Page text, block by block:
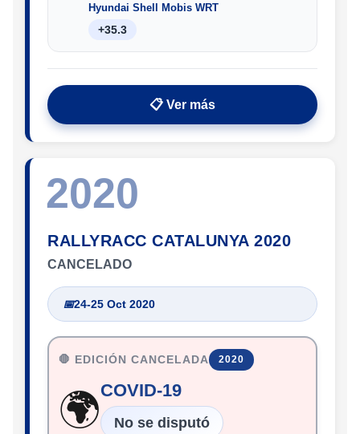
Hyundai Shell Mobis WRT
+35.3
📋 Ver más
2020
RALLYRACC CATALUNYA 2020
CANCELADO
📅24-25 Oct 2020
🛑 EDICIÓN CANCELADA 2020
🌍COVID-19
No se disputó